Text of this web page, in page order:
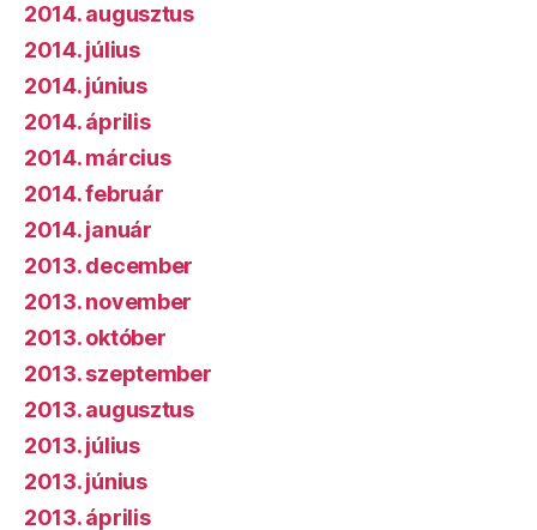
2014. augusztus
2014. július
2014. június
2014. április
2014. március
2014. február
2014. január
2013. december
2013. november
2013. október
2013. szeptember
2013. augusztus
2013. július
2013. június
2013. április